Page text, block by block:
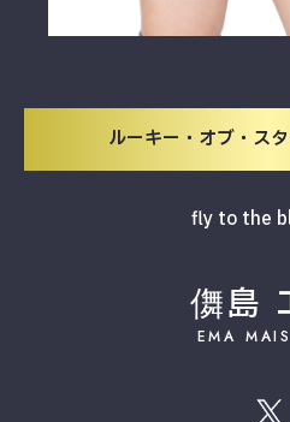
ルーキー・オブ・ス
fly to the
儛島
EMA